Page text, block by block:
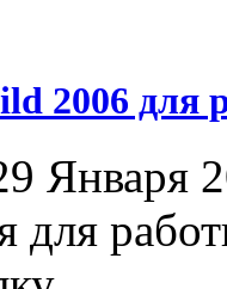
2006 для
Января
для